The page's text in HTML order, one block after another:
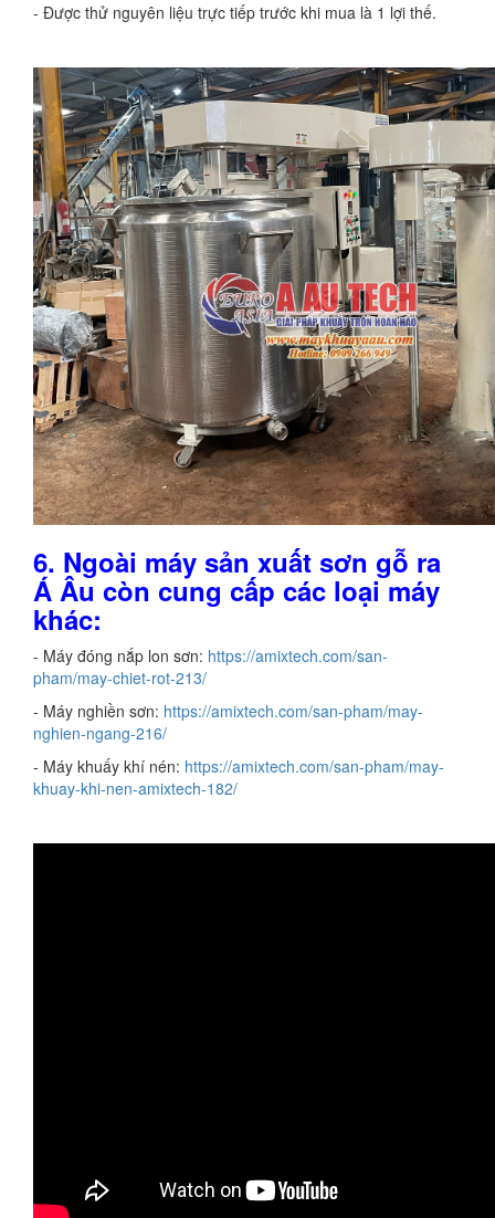
- Được thử nguyên liệu trực tiếp trước khi mua là 1 lợi thế.
6. Ngoài máy sản xuất sơn gỗ ra
Á Âu còn cung cấp các loại máy
khác:
- Máy đóng nắp lon sơn: https://amixtech.com/san-
pham/may-chiet-rot-213/
- Máy nghiền sơn: https://amixtech.com/san-pham/may-
nghien-ngang-216/
- Máy khuấy khí nén: https://amixtech.com/san-pham/may-
khuay-khi-nen-amixtech-182/